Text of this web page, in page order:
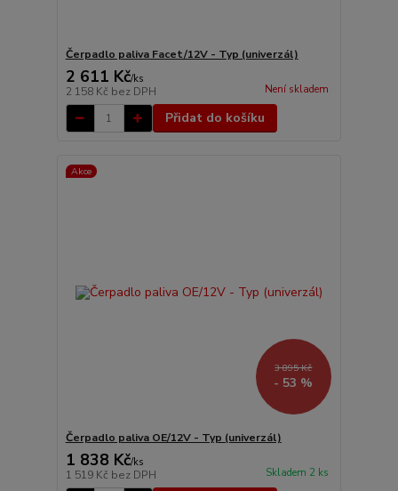
Čerpadlo paliva Facet/12V - Typ (univerzál)
2 611 Kč/ks
2 158 Kč bez DPH Není skladem
Přidat do košíku
Akce
3 895 Kč
- 53 %
Čerpadlo paliva OE/12V - Typ (univerzál)
1 838 Kč/ks
1 519 Kč bez DPH Skladem 2 ks